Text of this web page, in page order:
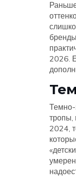
2026.
Темно-
тропы,
2024,